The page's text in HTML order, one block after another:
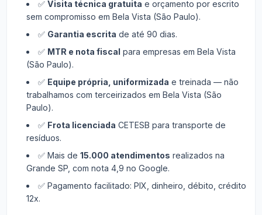
✅ Visita técnica gratuita e orçamento por escrito
sem compromisso em Bela Vista (São Paulo).
✅ Garantia escrita de até 90 dias.
✅ MTR e nota fiscal para empresas em Bela Vista
(São Paulo).
✅ Equipe própria, uniformizada e treinada — não
trabalhamos com terceirizados em Bela Vista (São
Paulo).
✅ Frota licenciada CETESB para transporte de
resíduos.
✅ Mais de 15.000 atendimentos realizados na
Grande SP, com nota 4,9 no Google.
✅ Pagamento facilitado: PIX, dinheiro, débito, crédito
12x.